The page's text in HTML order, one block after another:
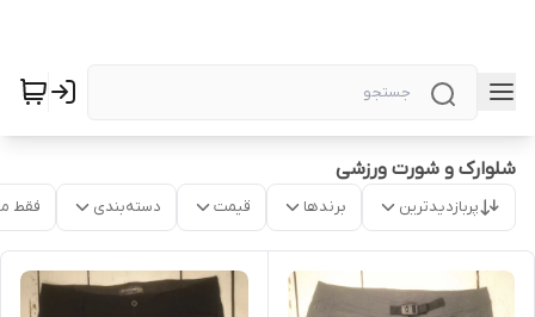
شلوارک و شورت ورزشی
پربازدیدترین برندها قیمت دسته‌بندی فقط